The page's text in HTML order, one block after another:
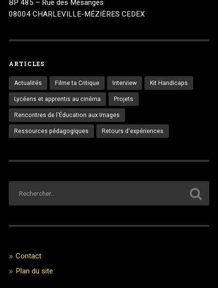
BP 485 – Rue des Mésanges
08004 CHARLEVILLE-MÉZIÈRES CEDEX
ARTICLES
Actualités Filme ta Critique Interview Kit Handicaps
Lycéens et apprentis au cinéma Projets
Rencontres de l'Éducation aux Images
Ressources pédagogiques Retours d'expériences
Contact
Plan du site